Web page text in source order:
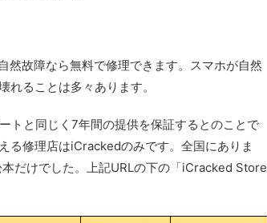
然故障なら無料で修理できます。スマホが自然
れることは多々あります。
トと同じく7年間の提供を保証するとのことで
る修理店はiCrackedのみです。全国にありま
だけでした。上記URLの下の「iCracked Store